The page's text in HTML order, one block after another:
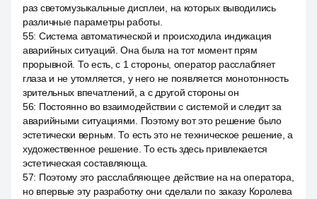
раз светомузыкальные дисплеи, на которых выводились
различные параметры работы.
55: Система автоматической и происходила индикация
аварийных ситуаций. Она была на тот момент прям
прорывной. То есть, с 1 стороны, оператор расслабляет
глаза и не утомляется, у него не появляется монотонность
зрительных впечатлений, а с другой стороны он
56: Постоянно во взаимодействии с системой и следит за
аварийными ситуациями. Поэтому вот это решение было
эстетически верным. То есть это не техническое решение, а
художественное решение. То есть здесь привлекается
эстетическая составляюща.
57: Поэтому это расслабляющее действие на на оператора,
но впервые эту разработку они сделали по заказу Королева